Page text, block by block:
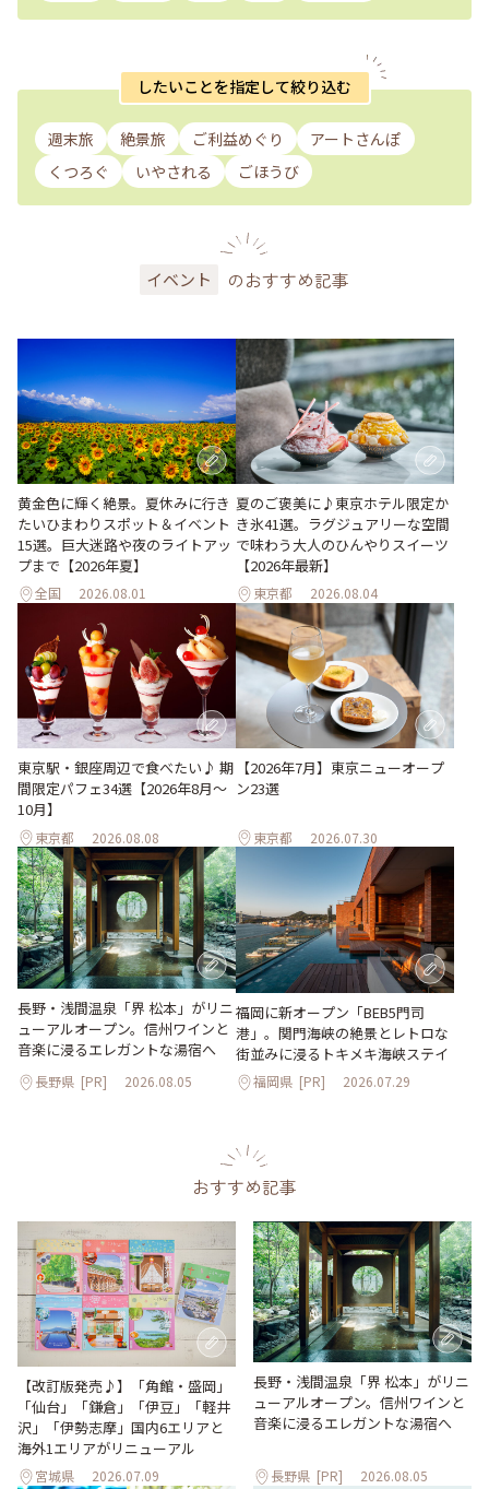
したいことを指定して絞り込む
週末旅 絶景旅 ご利益めぐり
アートさんぽ
くつろぐ
いやされる ごほうび
イベント のおすすめ記事
黄金色に輝く絶景。夏休みに行き
たいひまわりスポット＆イベント
15選。巨大迷路や夜のライトアッ
プまで【2026年夏】
全国 2026.08.01
夏のご褒美に♪東京ホテル限定か
き氷41選。ラグジュアリーな空間
で味わう大人のひんやりスイーツ
【2026年最新】
東京都 2026.08.04
東京駅・銀座周辺で食べたい♪ 期
間限定パフェ34選【2026年8月～
10月】
東京都 2026.08.08
【2026年7月】東京ニューオープ
ン23選
東京都 2026.07.30
長野・浅間温泉「界 松本」がリニ
ューアルオープン。信州ワインと
音楽に浸るエレガントな湯宿へ
長野県 [PR] 2026.08.05
福岡に新オープン「BEB5門司
港」。関門海峡の絶景とレトロな
街並みに浸るトキメキ海峡ステイ
福岡県 [PR] 2026.07.29
おすすめ記事
【改訂版発売♪】「角館・盛岡」
「仙台」「鎌倉」「伊豆」「軽井
沢」「伊勢志摩」国内6エリアと
海外1エリアがリニューアル
宮城県 2026.07.09
長野・浅間温泉「界 松本」がリニ
ューアルオープン。信州ワインと
音楽に浸るエレガントな湯宿へ
長野県 [PR] 2026.08.05